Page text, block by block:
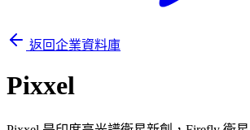
返回企業資料庫
Pixxel